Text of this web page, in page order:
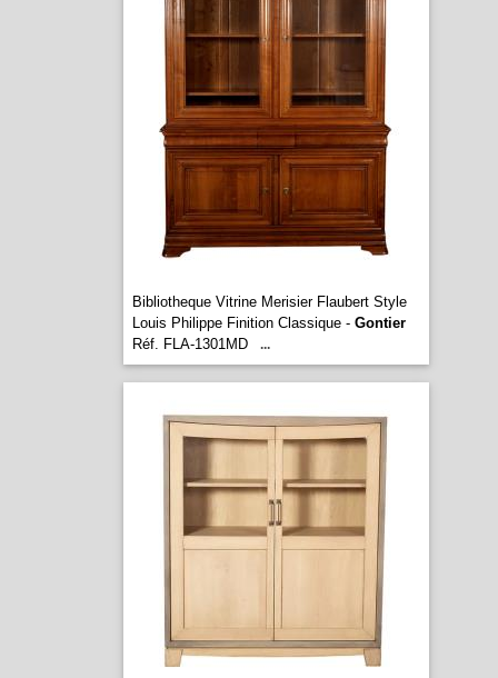
Bibliotheque Vitrine Merisier Flaubert Style
Louis Philippe Finition Classique - Gontier
Réf. FLA-1301MD
...